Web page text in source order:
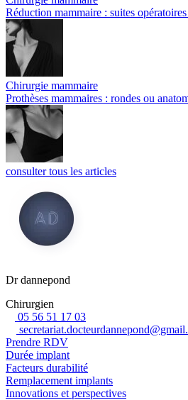
Réduction mammaire : suites
Chirurgie mammaire
Prothèses mammaires : rondes ou
consulter tous les articles
Dr dannepond
Chirurgien
05 56 51 17 03
Prendre RDV
Durée implant
Facteurs durabilité
Remplacement implants
Innovations et perspectives